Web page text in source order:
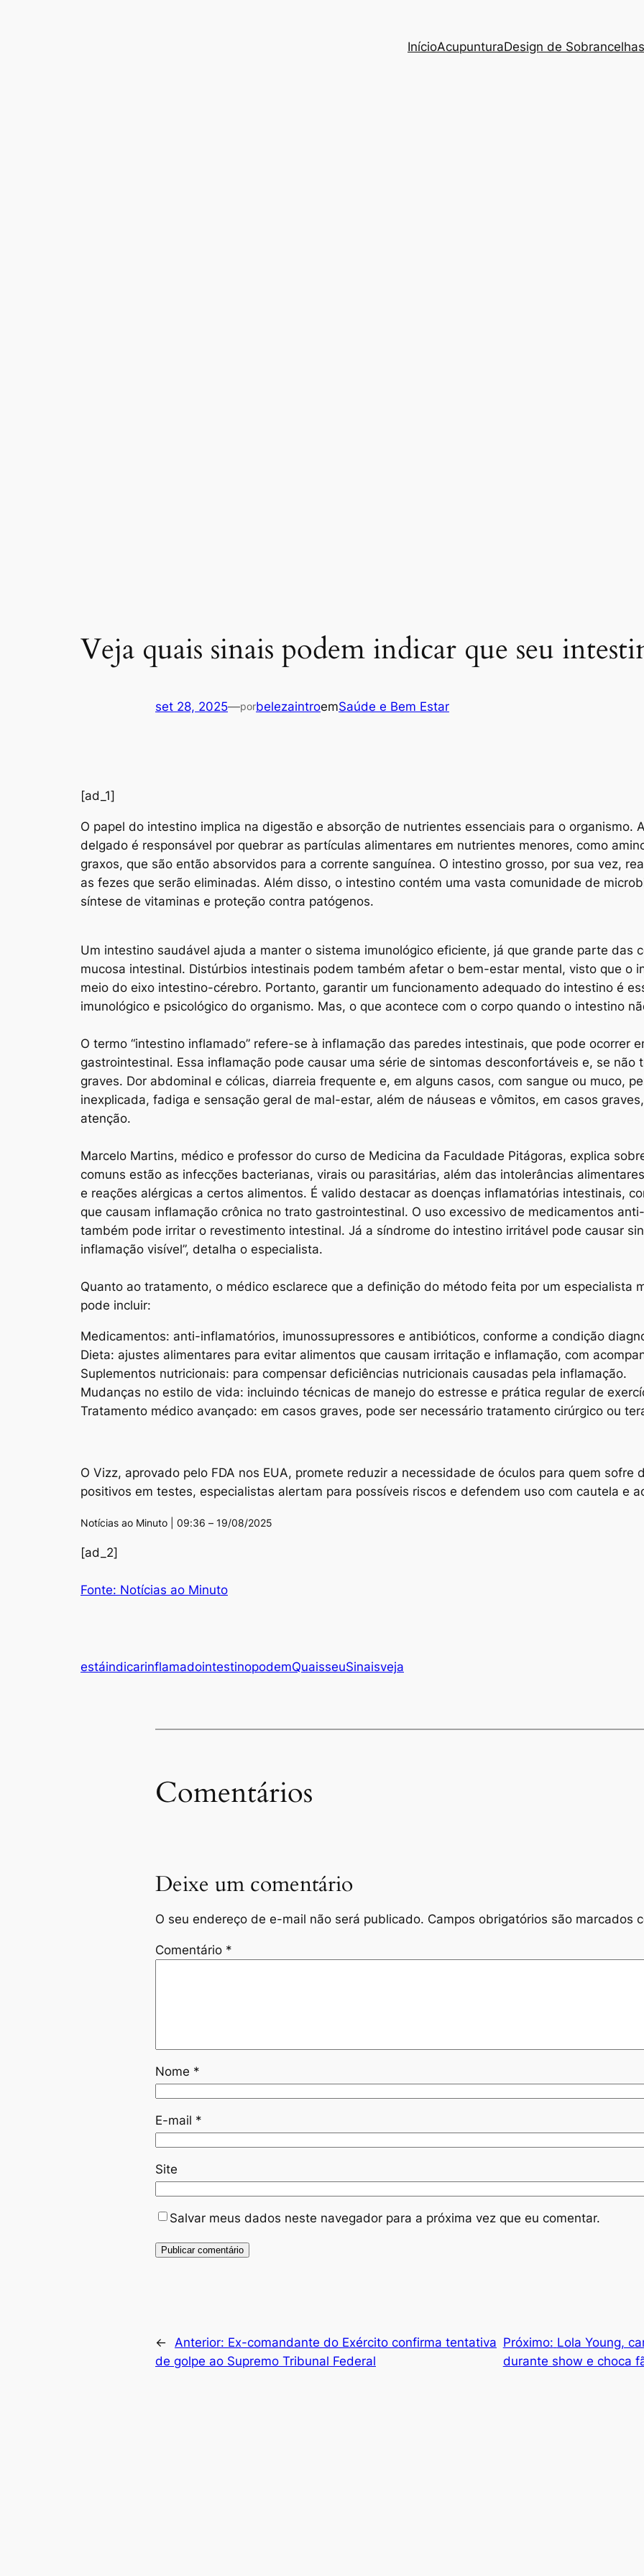
InícioAcupunturaDesign de Sobrancelhas
Veja quais sinais podem indicar que seu
set 28, 2025—porbelezaintroemSaúde e Bem Estar
[ad_1]
O papel do intestino implica na digestão e absorção de nutrientes essenciais para o organismo.
delgado é responsável por quebrar as partículas alimentares em nutrientes menores, como
graxos, que são então absorvidos para a corrente sanguínea. O intestino grosso, por sua vez,
as fezes que serão eliminadas. Além disso, o intestino contém uma vasta comunidade de
síntese de vitaminas e proteção contra patógenos.
Um intestino saudável ajuda a manter o sistema imunológico eficiente, já que grande parte das
mucosa intestinal. Distúrbios intestinais podem também afetar o bem-estar mental, visto que o
meio do eixo intestino-cérebro. Portanto, garantir um funcionamento adequado do intestino é
imunológico e psicológico do organismo. Mas, o que acontece com o corpo quando o intestino
O termo “intestino inflamado” refere-se à inflamação das paredes intestinais, que pode ocorrer
gastrointestinal. Essa inflamação pode causar uma série de sintomas desconfortáveis e, se não
graves. Dor abdominal e cólicas, diarreia frequente e, em alguns casos, com sangue ou muco,
inexplicada, fadiga e sensação geral de mal-estar, além de náuseas e vômitos, em casos
atenção.
Marcelo Martins, médico e professor do curso de Medicina da Faculdade Pitágoras, explica
comuns estão as infecções bacterianas, virais ou parasitárias, além das intolerâncias
e reações alérgicas a certos alimentos. É valido destacar as doenças inflamatórias intestinais,
que causam inflamação crônica no trato gastrointestinal. O uso excessivo de medicamentos
também pode irritar o revestimento intestinal. Já a síndrome do intestino irritável pode causar
inflamação visível”, detalha o especialista.
Quanto ao tratamento, o médico esclarece que a definição do método feita por um especialista
pode incluir:
Medicamentos: anti-inflamatórios, imunossupressores e antibióticos, conforme a condição
Dieta: ajustes alimentares para evitar alimentos que causam irritação e inflamação, com
Suplementos nutricionais: para compensar deficiências nutricionais causadas pela inflamação.
Mudanças no estilo de vida: incluindo técnicas de manejo do estresse e prática regular de
Tratamento médico avançado: em casos graves, pode ser necessário tratamento cirúrgico ou
O Vizz, aprovado pelo FDA nos EUA, promete reduzir a necessidade de óculos para quem sofre
positivos em testes, especialistas alertam para possíveis riscos e defendem uso com cautela e
Notícias ao Minuto | 09:36 – 19/08/2025
[ad_2]
Fonte: Notícias ao Minuto
estáindicarinflamadointestinopodemQuaisseuSinaisveja
Comentários
Deixe um comentário
O seu endereço de e-mail não será publicado. Campos obrigatórios são marcados
Comentário *
Nome *
E-mail *
Site
Salvar meus dados neste navegador para a próxima vez que eu comentar.
← Anterior: Ex-comandante do Exército confirma tentativa
de golpe ao Supremo Tribunal Federal
Próximo: Lola Young,
durante show e choca